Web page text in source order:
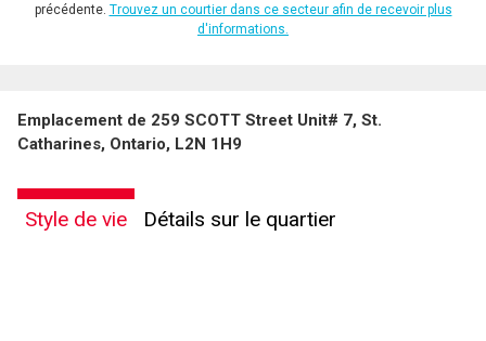
précédente. Trouvez un courtier dans ce secteur afin de recevoir plus
d'informations.
Emplacement de 259 SCOTT Street Unit# 7, St.
Catharines, Ontario, L2N 1H9
Style de vie Détails sur le quartier